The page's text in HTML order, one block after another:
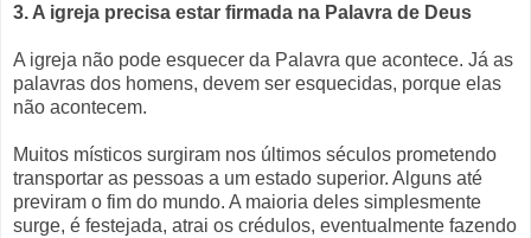
3. A igreja precisa estar firmada na Palavra de Deus
A igreja não pode esquecer da Palavra que acontece. Já as
palavras dos homens, devem ser esquecidas, porque elas
não acontecem.
Muitos místicos surgiram nos últimos séculos prometendo
transportar as pessoas a um estado superior. Alguns até
previram o fim do mundo. A maioria deles simplesmente
surge, é festejada, atrai os crédulos, eventualmente fazendo